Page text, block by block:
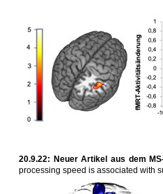
20.9.22: Neuer Artikel aus dem
processing speed is associated with